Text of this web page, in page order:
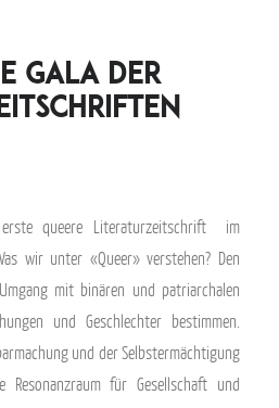
Gala der
queere Literaturzeitschrift im
wir unter «Queer» verstehen? Den
mit binären und patriarchalen
und Geschlechter bestimmen.
und der Selbstermächtigung
für Gesellschaft und